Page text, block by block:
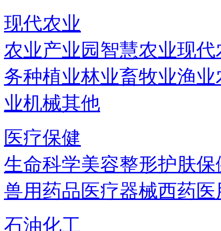
现代农业
农业产业园智慧农业现代
务种植业林业畜牧业渔业
业机械其他
医疗保健
生命科学美容整形护肤保
兽用药品医疗器械西药
石油化工